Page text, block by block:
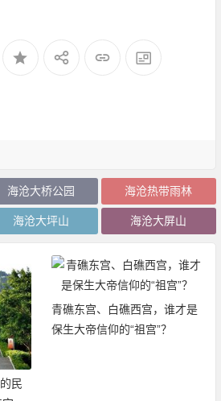
海沧大桥公园 海沧热带雨林
海沧大坪山 海沧大屏山
民
青礁东宫、白礁西宫，谁才是
保生大帝信仰的“祖宫”？